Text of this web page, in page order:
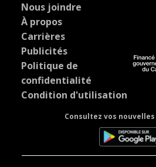
Nous joindre
À propos
Carrières
Publicités
Politique de
confidentialité
Condition d'utilisation
Consultez vos